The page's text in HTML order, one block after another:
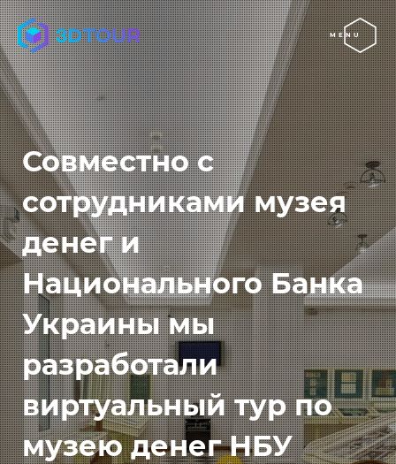
MENU
Совместно с
сотрудниками музея
денег и
Национального Банка
Украины мы
разработали
виртуальный тур по
музею денег НБУ